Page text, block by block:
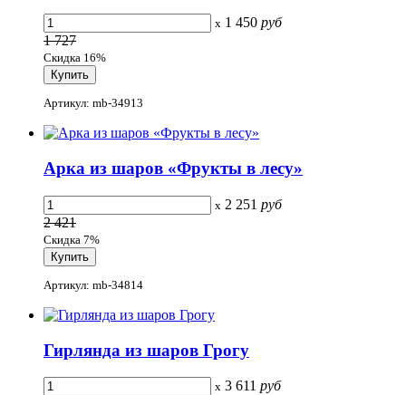
x 1 450 руб
1 727
Скидка 16%
Артикул: mb-34913
Арка из шаров «Фрукты в лесу»
x 2 251 руб
2 421
Скидка 7%
Артикул: mb-34814
Гирлянда из шаров Грогу
x 3 611 руб